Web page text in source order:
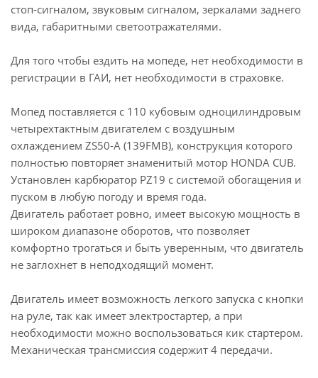
стоп-сигналом, звуковым сигналом, зеркалами заднего
вида, габаритными светоотражателями.
Для того чтобы ездить на мопеде, нет необходимости в
регистрации в ГАИ, нет необходимости в страховке.
Мопед поставляется с 110 кубовым одноцилиндровым
четырехтактным двигателем с воздушным
охлаждением ZS50-A (139FMB), конструкция которого
полностью повторяет знаменитый мотор HONDA CUB.
Установлен карбюратор PZ19 с системой обогащения и
пуском в любую погоду и время года.
Двигатель работает ровно, имеет высокую мощность в
широком диапазоне оборотов, что позволяет
комфортно трогаться и быть уверенным, что двигатель
не заглохнет в неподходящий момент.
Двигатель имеет возможность легкого запуска с кнопки
на руле, так как имеет электростартер, а при
необходимости можно воспользоваться кик стартером.
Механическая трансмиссия содержит 4 передачи.